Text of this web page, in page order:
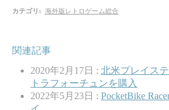
カテゴリ : 海外版レトロゲーム総合
関連記事
2020年2月17日 : 北米プレイス
トラフォーチュンを購入
2022年5月23日 : PocketBike